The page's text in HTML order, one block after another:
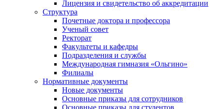
Лицензия и свидетельство об аккредитации
Структура
Почетные доктора и профессора
Ученый совет
Ректорат
Факультеты и кафедры
Подразделения и службы
Международная гимназия «Ольгино»
Филиалы
Нормативные документы
Новые документы
Основные приказы для сотрудников
Основные приказы для студентов